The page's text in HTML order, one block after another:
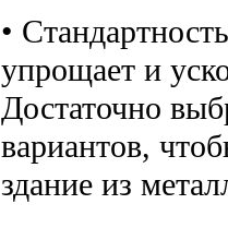
•
упрощает и
Достаточно
вариантов,
здание из